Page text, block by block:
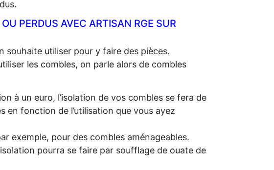
PERDUS AVEC ARTISAN RGE SUR
souhaite utiliser pour y faire des pièces.
les combles, on parle alors de combles
à un euro, l’isolation de vos combles se fera de
en fonction de l’utilisation que vous ayez
exemple, pour des combles aménageables.
pourra se faire par soufflage de ouate de